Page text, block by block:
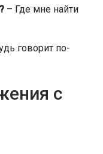
– Где мне найти
говорит по-
с